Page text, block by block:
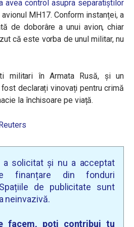
avea control asupra separatiștilor
MH17. Conform instanței, a
de doborâre a unui avion, chiar
că este vorba de unul militar, nu
militari în Armata Rusă, și un
declarați vinovați pentru crimă
la închisoare pe viață.
a solicitat și nu a acceptat
finanțare din fonduri
de publicitate sunt
neinvazivă.
facem, poți contribui tu